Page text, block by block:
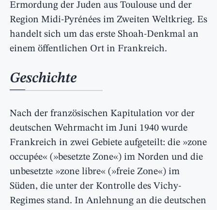
Ermordung der Juden aus Toulouse und der
Region Midi-Pyrénées im Zweiten Weltkrieg. Es
handelt sich um das erste Shoah-Denkmal an
einem öffentlichen Ort in Frankreich.
Geschichte
Nach der französischen Kapitulation vor der
deutschen Wehrmacht im Juni 1940 wurde
Frankreich in zwei Gebiete aufgeteilt: die »zone
occupée« (»besetzte Zone«) im Norden und die
unbesetzte »zone libre« (»freie Zone«) im
Süden, die unter der Kontrolle des Vichy-
Regimes stand. In Anlehnung an die deutschen